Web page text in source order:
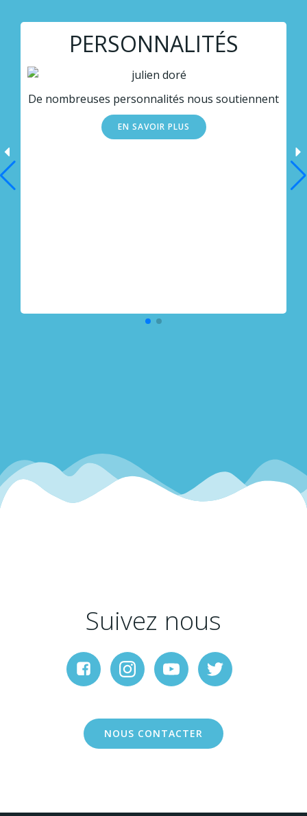
PERSONNALITÉS
De nombreuses personnalités nous soutiennent
EN SAVOIR PLUS
Suivez nous
NOUS CONTACTER